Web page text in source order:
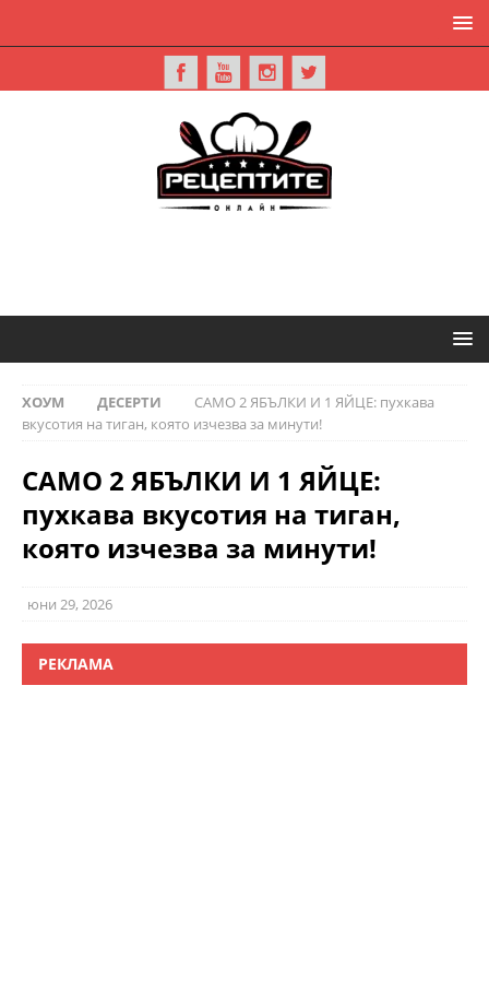
ХОУМ ДЕСЕРТИ
САМО 2 ЯБЪЛКИ И 1 ЯЙЦЕ: пухкава
вкусотия на тиган, която изчезва за минути!
САМО 2 ЯБЪЛКИ И 1 ЯЙЦЕ:
пухкава вкусотия на тиган,
която изчезва за минути!
юни 29, 2026
РЕКЛАМА